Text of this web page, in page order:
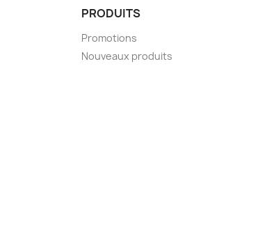
PRODUITS
Promotions
Nouveaux produits